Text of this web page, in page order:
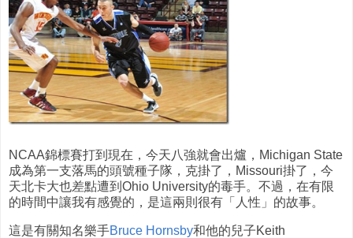
NCAA錦標賽打到現在，今天八強就會出爐，Michigan State
成為第一支落馬的頭號種子隊，克掛了，Missouri掛了，今
天北卡大也差點遭到Ohio University的毒手。不過，在有限
的時間中讓我有感覺的，是這兩則很有「人性」的故事。
這是有關知名樂手Bruce Hornsby和他的兒子Keith